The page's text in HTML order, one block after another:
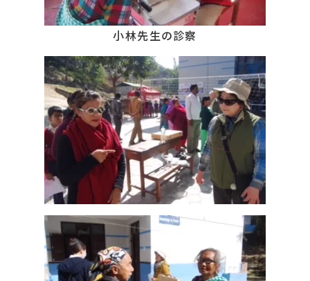
小林先生の診察